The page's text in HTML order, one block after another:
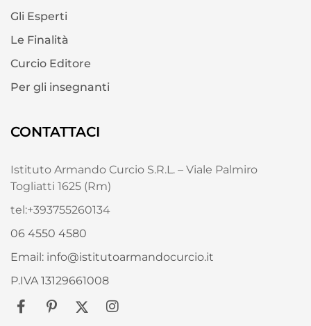
Gli Esperti
Le Finalità
Curcio Editore
Per gli insegnanti
CONTATTACI
Istituto Armando Curcio S.R.L. – Viale Palmiro
Togliatti 1625 (Rm)
tel:+393755260134
06 4550 4580
Email: info@istitutoarmandocurcio.it
P.IVA 13129661008